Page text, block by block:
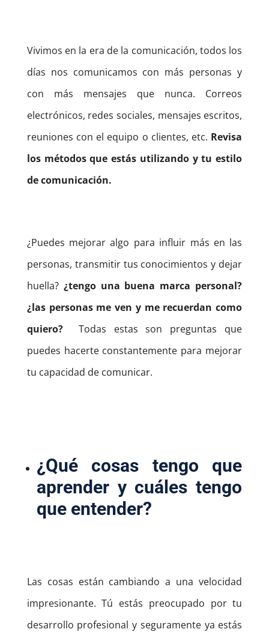
Vivimos en la era de la comunicación, todos los
días nos comunicamos con más personas y
con más mensajes que nunca.
Correos
electrónicos, redes sociales, mensajes escritos,
reuniones con el equipo o clientes, etc. Revisa
los métodos que estás utilizando y tu estilo
de comunicación.
¿Puedes mejorar algo para influir más en las
personas, transmitir tus conocimientos y dejar
huella? ¿tengo una buena marca personal?
¿las personas me ven y me recuerdan como
quiero?
Todas estas son preguntas que
puedes hacerte constantemente para mejorar
tu capacidad de comunicar.
¿Qué cosas tengo que
aprender y cuáles tengo
que entender?
Las cosas están cambiando a una velocidad
impresionante. Tú estás preocupado por tu
desarrollo profesional y seguramente ya estás